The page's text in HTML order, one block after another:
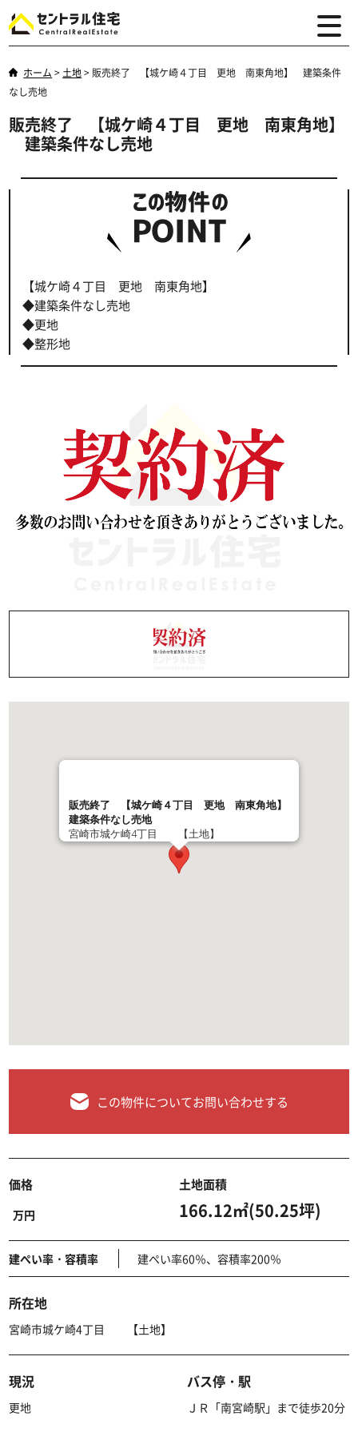
ホーム > 土地> 販売終了 【城ケ崎４丁目 更地 南東角地】 建築条件
なし売地
販売終了 【城ケ崎４丁目 更地 南東角地】
建築条件なし売地
【城ケ崎４丁目 更地 南東角地】
◆建築条件なし売地
◆更地
◆整形地
販売終了 【城ケ崎４丁目 更地 南東角地】
建築条件なし売地
宮崎市城ケ崎4丁目 【土地】
この物件についてお問い合わせする
価格
万円
土地面積
166.12㎡(50.25坪)
建ぺい率・容積率 建ぺい率60％、容積率200％
所在地
宮崎市城ケ崎4丁目 【土地】
現況
更地
バス停・駅
ＪＲ「南宮崎駅」まで徒歩20分